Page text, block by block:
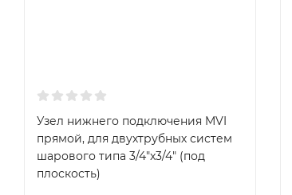
Узел нижнего подключения MVI
прямой, для двухтрубных систем
шарового типа 3/4"x3/4" (под
плоскость)